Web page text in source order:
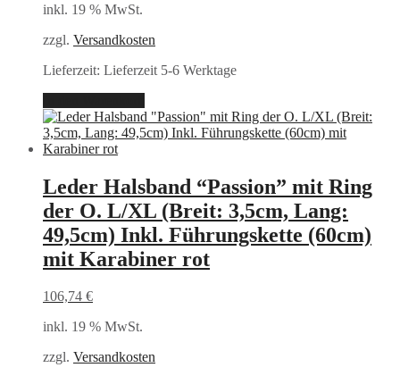
inkl. 19 % MwSt.
zzgl. Versandkosten
Lieferzeit: Lieferzeit 5-6 Werktage
Leder Halsband “Passion” mit Ring
der O. L/XL (Breit: 3,5cm, Lang:
49,5cm) Inkl. Führungskette (60cm)
mit Karabiner rot
106,74 €
inkl. 19 % MwSt.
zzgl. Versandkosten